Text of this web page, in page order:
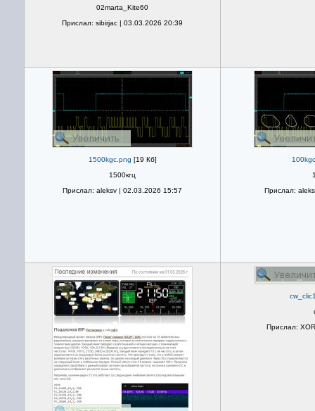
02marta_Kite60
Прислал: sibirjac | 03.03.2026 20:39
1500kgc.png [19 Кб]
1500кгц
Прислал: aleksv | 02.03.2026 15:57
Прислал:
Прислал: